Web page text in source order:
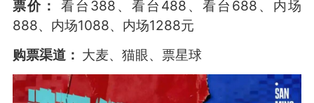
票价： 看台388、看台488、看台688、内场
888、内场1088、内场1288元
购票渠道： 大麦、猫眼、票星球